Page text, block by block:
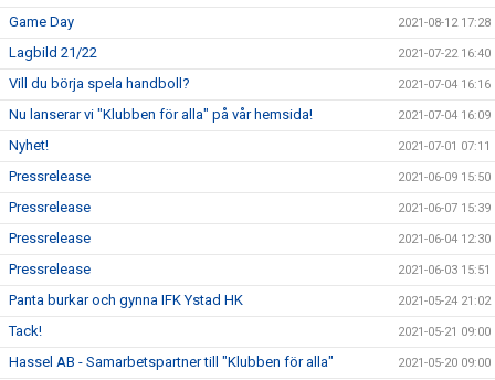
Game Day 2021-08-12 17:28
Lagbild 21/22 2021-07-22 16:40
Vill du börja spela handboll? 2021-07-04 16:16
Nu lanserar vi "Klubben för alla" på vår hemsida! 2021-07-04 16:09
Nyhet! 2021-07-01 07:11
Pressrelease 2021-06-09 15:50
Pressrelease 2021-06-07 15:39
Pressrelease 2021-06-04 12:30
Pressrelease 2021-06-03 15:51
Panta burkar och gynna IFK Ystad HK 2021-05-24 21:02
Tack! 2021-05-21 09:00
Hassel AB - Samarbetspartner till "Klubben för alla" 2021-05-20 09:00